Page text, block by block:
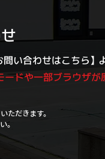
問い合わせはこちら】
ドや一部ブラウザが
ただきます。
。